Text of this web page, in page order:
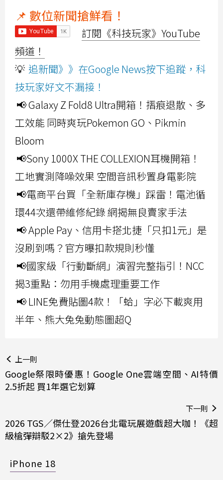
📌 數位新聞搶鮮看！
訂閱《科技玩家》YouTube
頻道！
💡 追新聞》》在Google News按下追蹤，科
技玩家好文不漏接！
📢 Galaxy Z Fold8 Ultra開箱！摺痕退散、多
工效能 同時爽玩Pokemon GO、Pikmin
Bloom
📢Sony 1000X THE COLLEXION耳機開箱！
工地實測降噪效果 空間音訊秒置身電影院
📢電商平台買「全新庫存機」踩雷！電池循
環44次還帶維修紀錄 網揭無良賣家手法
📢 Apple Pay、信用卡搭北捷「只扣1元」是
沒刷到嗎？官方曝扣款規則秒懂
📢國家級「行動斷網」演習完整指引！NCC
揭3重點：勿用手機處理重要工作
📢 LINE免費貼圖4款！「蛤」字必下載爽用
半年、熊大兔兔動態圖超Q
上一則
Google祭限時優惠！Google One雲端空間、AI特價
2.5折起 買1年選它划算
下一則
2026 TGS／傑仕登2026台北電玩展遊戲超大咖！《超
級槍彈辯駁2×2》搶先登場
iPhone 18